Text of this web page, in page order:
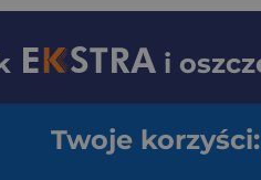
i
Twoje korzyści: